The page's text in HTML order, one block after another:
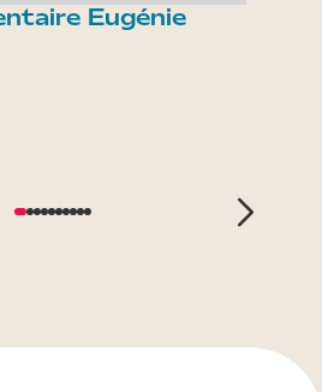
Eugénie